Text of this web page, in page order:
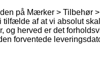
på Mærker > Tilbehør
tilfælde af at vi absolut
og herved er det
forventede